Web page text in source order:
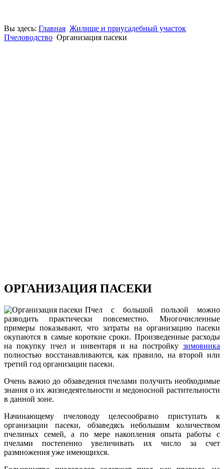
Вы здесь: Главная Жилище и приусадебный участок
Пчеловодство Организация пасеки
ОРГАНИЗАЦИЯ ПАСЕКИ
Пчел с большой пользой можно
разводить практически повсеместно. Многочисленные
примеры показывают, что затраты на организацию пасеки
окупаются в самые короткие сроки. Произведенные расходы
на покупку пчел и инвентаря и на постройку зимовника
полностью восстанавливаются, как правило, на второй или
третий год организации пасеки.
Очень важно до обзаведения пчелами получить необходимые
знания о их жизнедеятельности и медоносной растительности
в данной зоне.
Начинающему пчеловоду целесообразно приступать к
организации пасеки, обзаведясь небольшим количеством
пчелиных семей, а по мере накопления опыта работы с
пчелами постепенно увеличивать их число за счет
размножения уже имеющихся.